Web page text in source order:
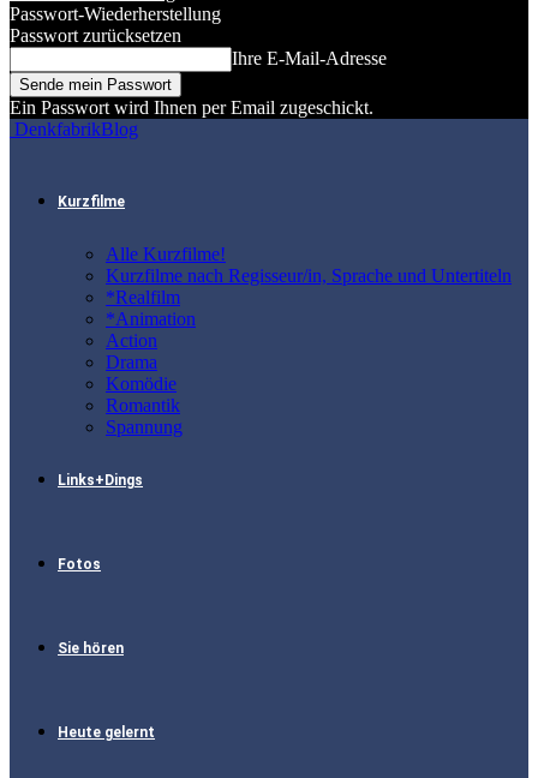
Passwort-Wiederherstellung
Passwort zurücksetzen
Ihre E-Mail-Adresse
Ein Passwort wird Ihnen per Email zugeschickt.
DenkfabrikBlog
Kurzfilme
Alle Kurzfilme!
Kurzfilme nach Regisseur/in, Sprache und Untertiteln
*Realfilm
*Animation
Action
Drama
Komödie
Romantik
Spannung
Links+Dings
Fotos
Sie hören
Heute gelernt